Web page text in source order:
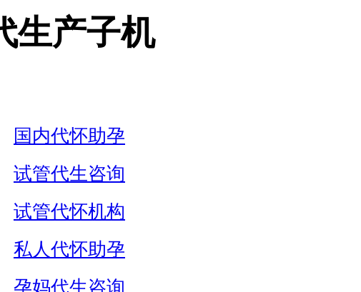
生产子机
国内代怀助孕
试管代生咨询
试管代怀机构
私人代怀助孕
孕妈代生咨询